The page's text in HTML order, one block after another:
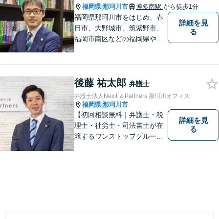
福岡県|那珂川市 博多南駅 から徒歩1分
福岡県那珂川市をはじめ、春
日市、大野城市、筑紫野市、
福岡市南区などの福岡県や九
す！【弁護士歴15年】【博多
南駅から徒歩30秒】【予約で
時間外、休日相談可能】【法
テラス利用可】
詳細を見
る
後藤 祐太郎 弁護士
弁護士法人Nexill＆Partners 那珂川オフィス
福岡県|那珂川市
【初回相談無料｜弁護士・税
理士・社労士・司法書士が在
籍するワンストップグルー
詳細を見
る